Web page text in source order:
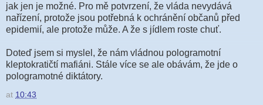
jak jen je možné. Pro mě potvrzení, že vláda nevydává
nařízení, protože jsou potřebná k ochránění občanů před
epidemií, ale protože může. A že s jídlem roste chuť.
Doteď jsem si myslel, že nám vládnou pologramotní
kleptokratičtí mafiáni. Stále více se ale obávám, že jde o
pologramotné diktátory.
at 10:43